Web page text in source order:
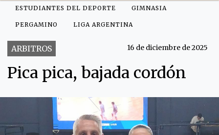
ESTUDIANTES DEL DEPORTE GIMNASIA
PERGAMINO LIGA ARGENTINA
ARBITROS 16 de diciembre de 2025
Pica pica, bajada cordón